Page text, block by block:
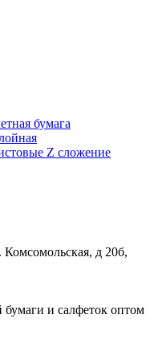
бумага
Z сложение
Комсомольская, д 20б,
бумаги и салфеток оптом